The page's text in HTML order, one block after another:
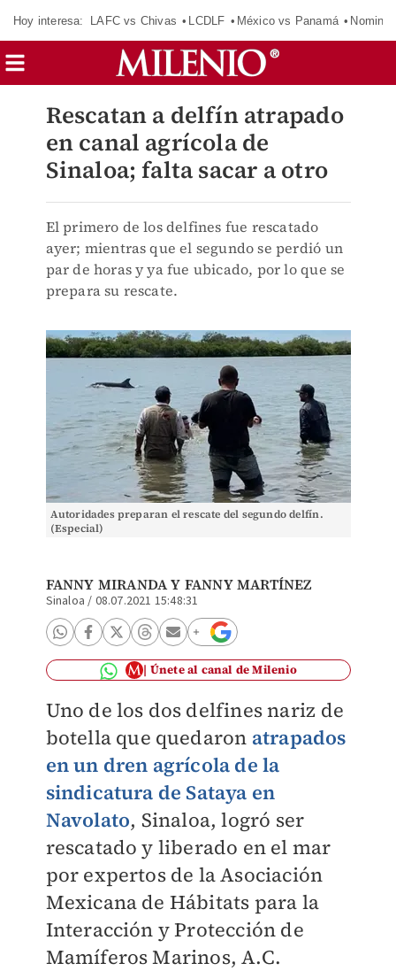
Hoy interesa: LAFC vs Chivas LCDLF México vs Panamá
Rescatan a delfín atrapado
en canal agrícola de
Sinaloa; falta sacar a otro
El primero de los delfines fue rescatado
ayer; mientras que el segundo se perdió un
par de horas y ya fue ubicado, por lo que se
prepara su rescate.
Autoridades preparan el rescate del segundo delfín.
(Especial)
FANNY MIRANDAY FANNY MARTÍNEZ
Sinaloa / 08.07.2021 15:48:31
Únete al canal de Milenio
Uno de los dos delfines nariz de
botella que quedaron atrapados
en un dren agrícola de la
sindicatura de Sataya en
Navolato, Sinaloa, logró ser
rescatado y liberado en el mar
por expertos de la Asociación
Mexicana de Hábitats para la
Interacción y Protección de
Mamíferos Marinos, A.C.